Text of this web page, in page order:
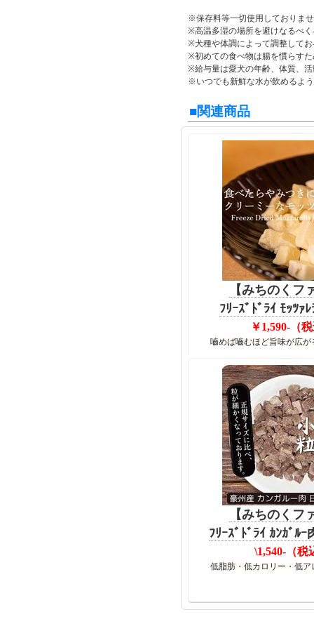
※保存料等一切使用しておりま
※高温多湿の場所を避けなるべ
※犬種や体調によって調整して
※初めての食べ物は腸を慣らす
※給与量は愛犬の年齢、体質、
※いつでも新鮮な水が飲めるよ
■関連商品
【みちのくフ
ﾌﾘｰｽﾞﾄﾞﾗｲ ﾓｯﾂｧ
￥1,590-（
嚙めば嚙むほど旨味が広が
【みちのくフ
ﾌﾘｰｽﾞﾄﾞﾗｲ ｶﾝｶﾞﾙ
\1,540-（税
低脂肪・低カロリー・低ア